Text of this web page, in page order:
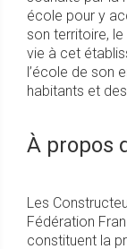
école pour y
son territoire,
vie à cet
l’école de son
habitants et
À propos
Les
Fédération
constituent la